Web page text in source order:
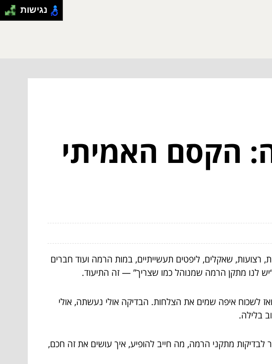
הקסם האמיתי
שאקלים, ליפטים תעשייתיים, במות הרמה ועוד חברים
לנו מתקן הרמה שמנוהל כמו שצריך” — זה התיעוד.
לשכוח איפה שמים את הצלחות. הבדיקה אולי נעשתה, אולי
בלילה.
לבדיקות מתקני הרמה, מה חייב להופיע, איך עושים את זה חכם,
נגישות